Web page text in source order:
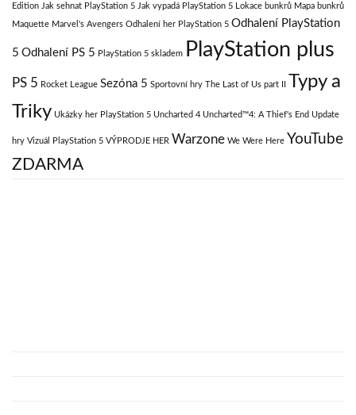
Edition Jak sehnat PlayStation 5 Jak vypadá PlayStation 5 Lokace bunkrů Mapa bunkrů
Maquette Marvel's Avengers Odhalení her PlayStation 5 Odhalení PlayStation
5 Odhalení PS 5 PlayStation 5 skladem PlayStation plus
PS 5 Rocket League Sezóna 5 Sportovní hry The Last of Us part II
Typy a
Triky Ukázky her PlayStation 5 Uncharted 4 Uncharted™4: A Thief's End Update
hry Vizuál PlayStation 5 VÝPRODJE HER Warzone We Were Here YouTube
ZDARMA